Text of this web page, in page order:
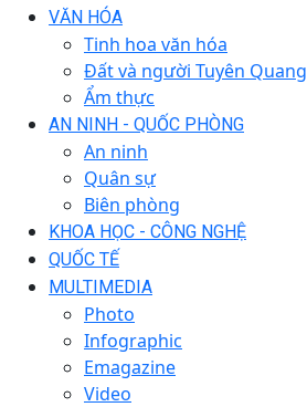
VĂN HÓA
Tinh hoa văn hóa
Đất và người Tuyên Quang
Ẩm thực
AN NINH - QUỐC PHÒNG
An ninh
Quân sự
Biên phòng
KHOA HỌC - CÔNG NGHỆ
QUỐC TẾ
MULTIMEDIA
Photo
Infographic
Emagazine
Video